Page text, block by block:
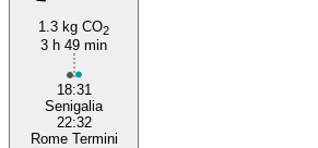
1.3 kg CO2
3 h 49 min
18:31
Senigalia
22:32
Rome Termini